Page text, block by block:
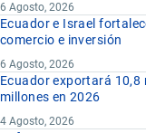
6 Agosto, 2026
Ecuador e Israel
comercio e inversión
6 Agosto, 2026
Ecuador exportará 10,8
millones en 2026
4 Agosto, 2026